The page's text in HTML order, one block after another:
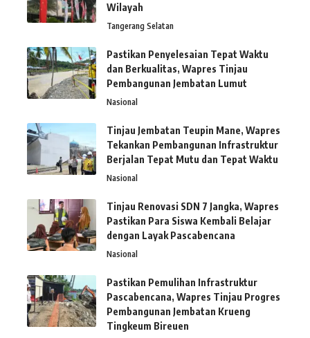
Wilayah
Tangerang Selatan
Pastikan Penyelesaian Tepat Waktu
dan Berkualitas, Wapres Tinjau
Pembangunan Jembatan Lumut
Nasional
Tinjau Jembatan Teupin Mane, Wapres
Tekankan Pembangunan Infrastruktur
Berjalan Tepat Mutu dan Tepat Waktu
Nasional
Tinjau Renovasi SDN 7 Jangka, Wapres
Pastikan Para Siswa Kembali Belajar
dengan Layak Pascabencana
Nasional
Pastikan Pemulihan Infrastruktur
Pascabencana, Wapres Tinjau Progres
Pembangunan Jembatan Krueng
Tingkeum Bireuen